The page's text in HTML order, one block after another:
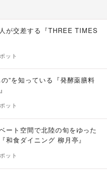
が交差する『THREE TIMES
ット
”を知っている『発酵薬膳料
ット
ート空間で北陸の旬をゆった
和食ダイニング 柳月亭』
ット